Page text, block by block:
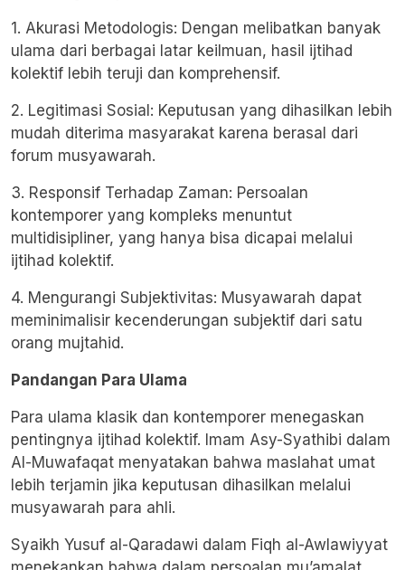
1. Akurasi Metodologis: Dengan melibatkan banyak
ulama dari berbagai latar keilmuan, hasil ijtihad
kolektif lebih teruji dan komprehensif.
2. Legitimasi Sosial: Keputusan yang dihasilkan lebih
mudah diterima masyarakat karena berasal dari
forum musyawarah.
3. Responsif Terhadap Zaman: Persoalan
kontemporer yang kompleks menuntut
multidisipliner, yang hanya bisa dicapai melalui
ijtihad kolektif.
4. Mengurangi Subjektivitas: Musyawarah dapat
meminimalisir kecenderungan subjektif dari satu
orang mujtahid.
Pandangan Para Ulama
Para ulama klasik dan kontemporer menegaskan
pentingnya ijtihad kolektif. Imam Asy-Syathibi dalam
Al-Muwafaqat menyatakan bahwa maslahat umat
lebih terjamin jika keputusan dihasilkan melalui
musyawarah para ahli.
Syaikh Yusuf al-Qaradawi dalam Fiqh al-Awlawiyyat